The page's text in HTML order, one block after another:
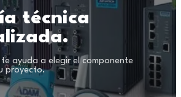
técnica
ayuda a elegir el componente
proyecto.